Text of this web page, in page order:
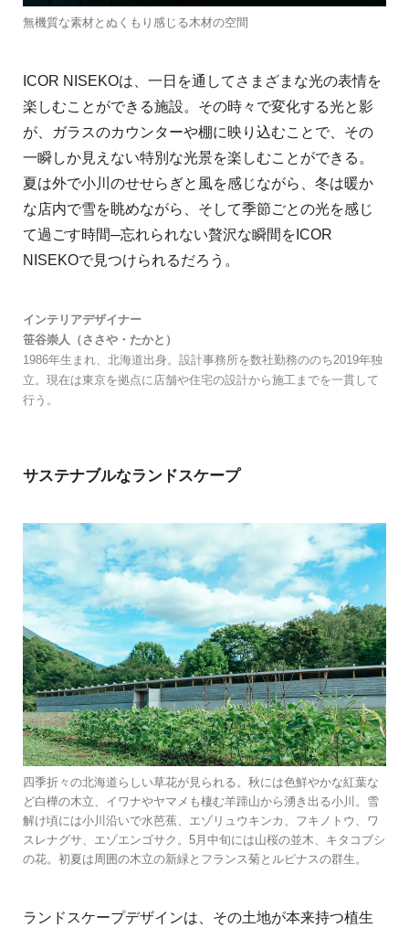
無機質な素材とぬくもり感じる木材の空間
ICOR NISEKOは、⼀⽇を通してさまざまな光の表情を
楽しむことができる施設。その時々で変化する光と影
が、ガラスのカウンターや棚に映り込むことで、その
⼀瞬しか⾒えない特別な光景を楽しむことができる。
夏は外で⼩川のせせらぎと⾵を感じながら、冬は暖か
な店内で雪を眺めながら、そして季節ごとの光を感じ
て過ごす時間─忘れられない贅沢な瞬間をICOR
NISEKOで⾒つけられるだろう。
インテリアデザイナー
笹⾕崇⼈（ささや・たかと）
1986年⽣まれ、北海道出⾝。設計事務所を数社勤務ののち2019年独
⽴。現在は東京を拠点に店舗や住宅の設計から施⼯までを⼀貫して
⾏う。
サステナブルなランドスケープ
四季折々の北海道らしい草花が見られる。秋には色鮮やかな紅葉な
ど白樺の木立、イワナやヤマメも棲む羊蹄山から湧き出る小川。雪
解け頃には小川沿いで水芭蕉、エゾリュウキンカ、フキノトウ、ワ
スレナグサ、エゾエンゴサク。5月中旬には山桜の並木、キタコブシ
の花。初夏は周囲の木立の新緑とフランス菊とルピナスの群生。
ランドスケープデザインは、その⼟地が本来持つ植⽣